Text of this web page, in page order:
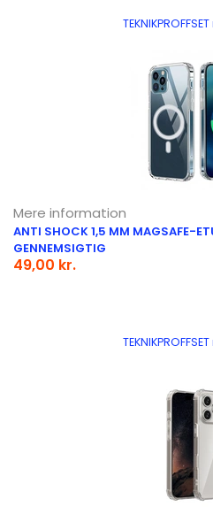
Mere information
ANTI SHOCK 1,5 MM MAGSAFE-
GENNEMSIGTIG
49,00 kr.